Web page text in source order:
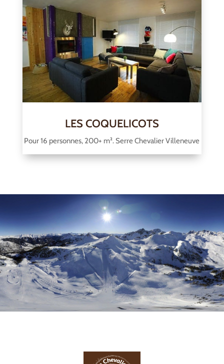
LES COQUELICOTS
Pour 16 personnes, 200+ m². Serre Chevalier Villeneuve